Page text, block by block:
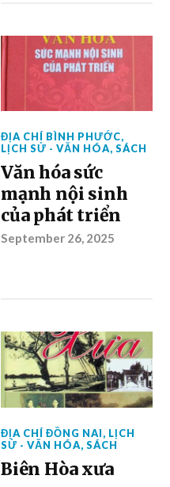
ĐỊA CHÍ BÌNH PHƯỚC,
LỊCH SỬ - VĂN HÓA,SÁCH
Văn hóa sức
mạnh nội sinh
của phát triển
September 26, 2025
ĐỊA CHÍ ĐỒNG NAI, LỊCH
SỬ - VĂN HÓA,SÁCH
Biên Hòa xưa